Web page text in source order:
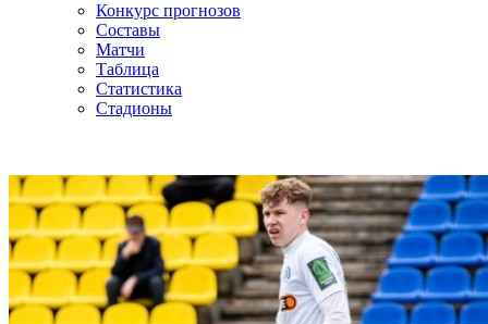
Конкурс прогнозов
Составы
Матчи
Таблица
Статистика
Стадионы